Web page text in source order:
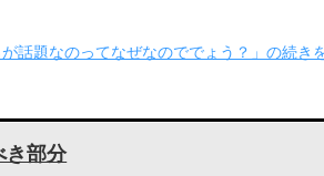
が話題なのってなぜなのででょう？」の続き
き部分